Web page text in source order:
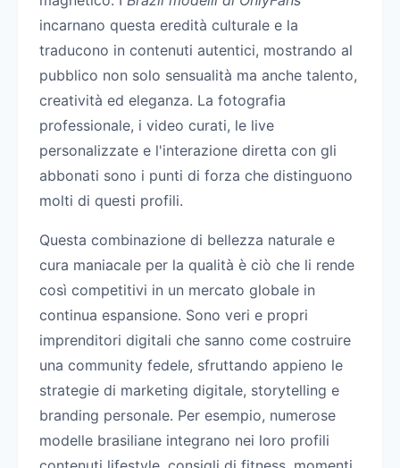
incarnano questa eredità culturale e la
traducono in contenuti autentici, mostrando al
pubblico non solo sensualità ma anche talento,
creatività ed eleganza. La fotografia
professionale, i video curati, le live
personalizzate e l'interazione diretta con gli
abbonati sono i punti di forza che distinguono
molti di questi profili.
Questa combinazione di bellezza naturale e
cura maniacale per la qualità è ciò che li rende
così competitivi in un mercato globale in
continua espansione. Sono veri e propri
imprenditori digitali che sanno come costruire
una community fedele, sfruttando appieno le
strategie di marketing digitale, storytelling e
branding personale. Per esempio, numerose
modelle brasiliane integrano nei loro profili